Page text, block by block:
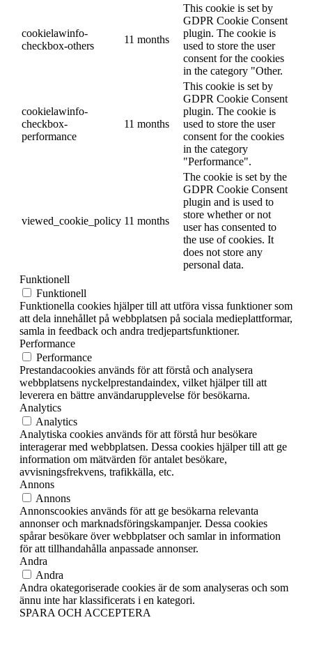
cookielawinfo-
checkbox-others
11 months
This cookie is set by
GDPR Cookie Consent
plugin. The cookie is
used to store the user
consent for the cookies
in the category "Other.
cookielawinfo-
checkbox-
performance
11 months
This cookie is set by
GDPR Cookie Consent
plugin. The cookie is
used to store the user
consent for the cookies
in the category
"Performance".
viewed_cookie_policy 11 months
The cookie is set by the
GDPR Cookie Consent
plugin and is used to
store whether or not
user has consented to
the use of cookies. It
does not store any
personal data.
Funktionell
Funktionell
Funktionella cookies hjälper till att utföra vissa funktioner som
att dela innehållet på webbplatsen på sociala medieplattformar,
samla in feedback och andra tredjepartsfunktioner.
Performance
Performance
Prestandacookies används för att förstå och analysera
webbplatsens nyckelprestandaindex, vilket hjälper till att
leverera en bättre användarupplevelse för besökarna.
Analytics
Analytics
Analytiska cookies används för att förstå hur besökare
interagerar med webbplatsen. Dessa cookies hjälper till att ge
information om mätvärden för antalet besökare,
avvisningsfrekvens, trafikkälla, etc.
Annons
Annons
Annonscookies används för att ge besökarna relevanta
annonser och marknadsföringskampanjer. Dessa cookies
spårar besökare över webbplatser och samlar in information
för att tillhandahålla anpassade annonser.
Andra
Andra
Andra okategoriserade cookies är de som analyseras och som
ännu inte har klassificerats i en kategori.
SPARA OCH ACCEPTERA